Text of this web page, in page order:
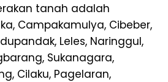
tanah adalah
Campakamulya, Cibeber,
Leles, Naringgul,
Sukanagara,
Cilaku, Pagelaran,